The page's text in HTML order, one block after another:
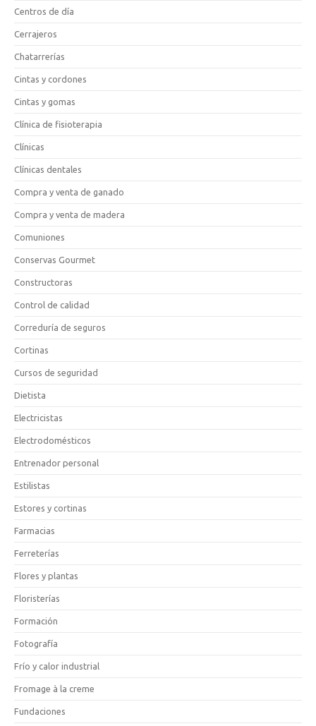
Centros de día
Cerrajeros
Chatarrerías
Cintas y cordones
Cintas y gomas
Clínica de fisioterapia
Clínicas
Clínicas dentales
Compra y venta de ganado
Compra y venta de madera
Comuniones
Conservas Gourmet
Constructoras
Control de calidad
Correduría de seguros
Cortinas
Cursos de seguridad
Dietista
Electricistas
Electrodomésticos
Entrenador personal
Estilistas
Estores y cortinas
Farmacias
Ferreterías
Flores y plantas
Floristerías
Formación
Fotografía
Frío y calor industrial
Fromage à la creme
Fundaciones